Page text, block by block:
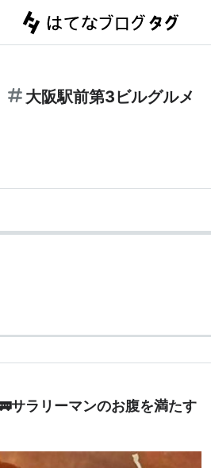
大阪駅前第3ビルグルメ
サラリーマンのお腹を満たす